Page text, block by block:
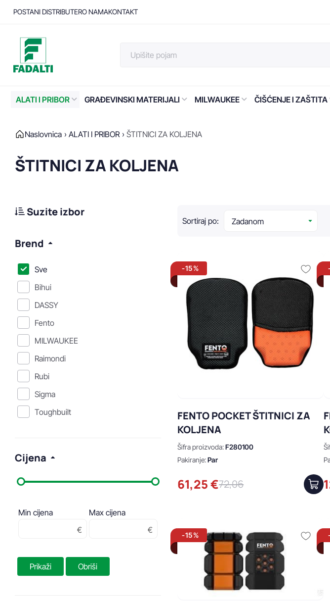
POSTANI DISTRIBUTERO NAMAKONTAKT
ALATI I PRIBOR GRAĐEVINSKI MATERIJALI MILWAUKEE ČIŠĆENJE I ZAŠTITA
Naslovnica ALATI I PRIBOR ŠTITNICI ZA KOLJENA
ŠTITNICI ZA KOLJENA
Suzite izbor
Brend
Sve
Bihui
DASSY
Fento
MILWAUKEE
Raimondi
Rubi
Sigma
Toughbuilt
Cijena
Min cijena Max cijena
Prikaži Obriši
Sortiraj po:
-15%
FENTO POCKET ŠTITNICI ZA
KOLJENA
Šifra proizvoda:F280100
Pakiranje:Par
61,25 €72,06
-15%